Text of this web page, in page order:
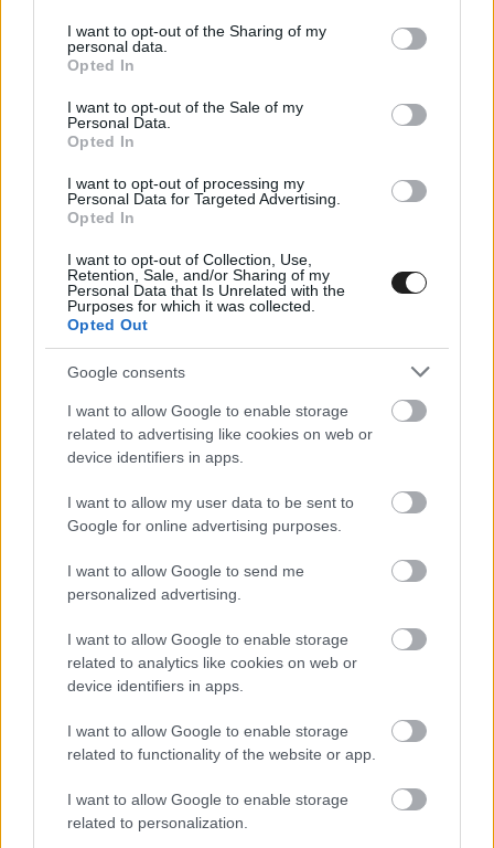
not limited to your visit or usage behaviour. You may click to
grant or deny consent to Google and its third-party tags to
use your data for below specified purposes in below Google
consent section.
I want to opt-out of the Sharing of my
personal data.
Opted In
I want to opt-out of the Sale of my
Personal Data.
Opted In
I want to opt-out of processing my
Personal Data for Targeted Advertising.
Opted In
I want to opt-out of Collection, Use,
Retention, Sale, and/or Sharing of my
Personal Data that Is Unrelated with the
Purposes for which it was collected.
Opted Out
Google consents
I want to allow Google to enable storage
related to advertising like cookies on web or
device identifiers in apps.
I want to allow my user data to be sent to
Google for online advertising purposes.
I want to allow Google to send me
personalized advertising.
I want to allow Google to enable storage
related to analytics like cookies on web or
device identifiers in apps.
I want to allow Google to enable storage
related to functionality of the website or app.
I want to allow Google to enable storage
related to personalization.
Jelentős változás történt Newey
munkaszerződésében
Adrian Newey már nem dolgozik minden egyes nap a Forma-
1-ben, ismerte el Christian Horner, a Red Bull csapatfőnöke.
Korábban a 64 éves mérnök guru &#8211; akit széles körben
a sportág történetének legnagyobb tervezői között tartanak
számon &#8211; elismerően nyilatkozott arról, hogy az F1
múltbeli ground effect korszakának ismeretét felhasználva az
új, 2022-es szabályok kedveznek az [&hellip;]
FORMA-1 / 2022. SZEPT. 22.
Red Bull: Verstappennek már
jobban fekszik az autó, mint
Péreznek